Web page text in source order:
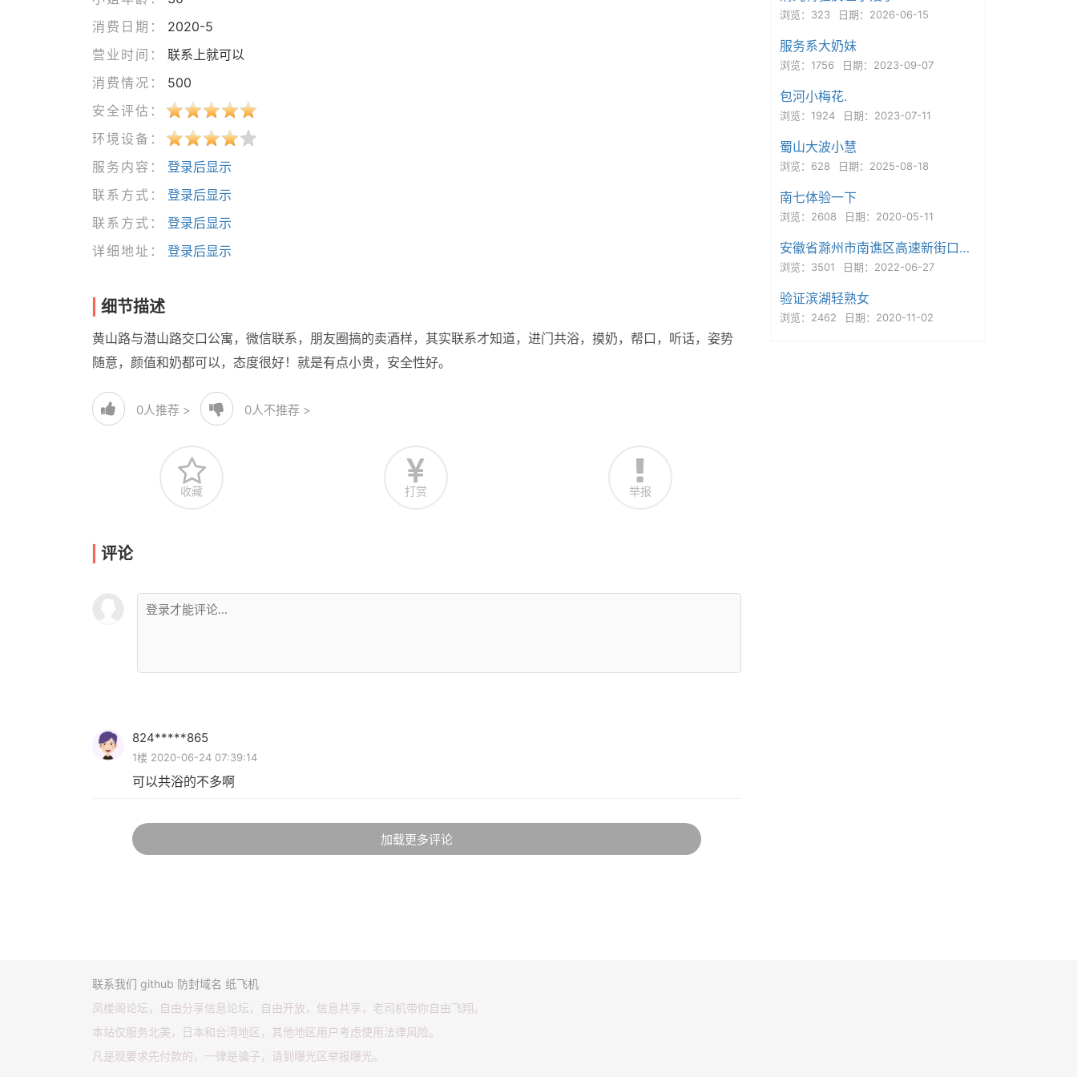
消费日期：
2020-5
营业时间：
联系上就可以
消费情况：
500
安全评估：
环境设备：
服务内容：
登录后显示
联系方式：
登录后显示
联系方式：
登录后显示
详细地址：
登录后显示
细节描述
黄山路与潜山路交口公寓，微信联系，朋友圈搞的卖酒样，其实联系才知道，进门共浴，摸奶，帮口，听话，姿势
随意，颜值和奶都可以，态度很好！就是有点小贵，安全性好。
0人推荐 > 0人不推荐 >
收藏 打赏 举报
评论
824*****865
1楼 2020-06-24 07:39:14
可以共浴的不多啊
加载更多评论
浏览：323 日期：2026-06-15
服务系大奶妹
浏览：1756 日期：2023-09-07
包河小梅花.
浏览：1924 日期：2023-07-11
蜀山大波小慧
浏览：628 日期：2025-08-18
南七体验一下
浏览：2608 日期：2020-05-11
安徽省滁州市南谯区高速新街口商业街与阳明北路交叉口西北方向40
浏览：3501 日期：2022-06-27
验证滨湖轻熟女
浏览：2462 日期：2020-11-02
联系我们 github 防封域名 纸飞机
凤楼阁论坛，自由分享信息论坛，自由开放，信息共享，老司机带你自由飞翔。
本站仅服务北美，日本和台湾地区，其他地区用户考虑使用法律风险。
凡是现要求先付款的，一律是骗子，请到曝光区举报曝光。